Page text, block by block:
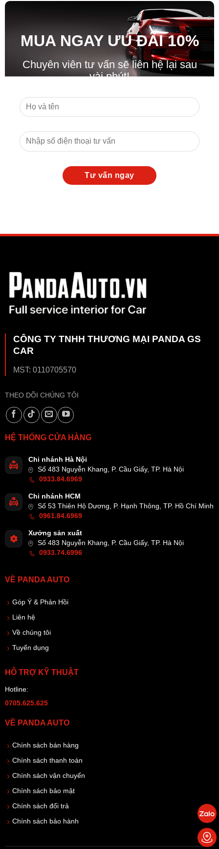
MUA NGAY ƯU ĐÃI10%
Chuyên viên tư vấn sẽ liên hệ lại sau
vài phút!
CÔNG TY TNHH THƯƠNG MẠI PANDA GS
CAR
MST: 0110705570
THEO DÕI CHÚNG TÔI
HỆ THỐNG CỬA HÀNG
Chi nhánh Hà Nội
Số 483 Nguyễn Khang, P. Cầu Giấy, TP. Hà Nội
0933.84.6969
Chi nhánh HCM
Số 53 Thiên Hộ Dương, P. Hạnh Thông, TP. Hồ Chí Minh
0961.84.6969
Xưởng sản xuất
Số 483 Nguyễn Khang, P. Cầu Giấy, TP. Hà Nội
0933.74.6996
VỀ PANDA AUTO
Góp Ý & Phản Hồi
Liên hệ
Về chúng tôi
Tuyển dụng
HỖ TRỢ KỸ THUẬT
Hotline:
0705.625.625
VỀ PANDA AUTO
Chính sách bán hàng
Chính sách thanh toán
Chính sách vận chuyển
Chính sách bảo mật
Chính sách đổi trả
Chính sách bảo hành